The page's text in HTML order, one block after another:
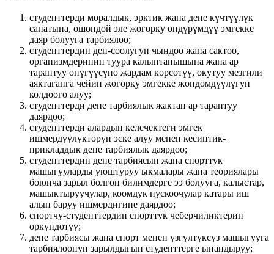
студенттерди моралдык, эрктик жана дене күчтүүлүк
сапатына, ошондой эле жогорку өндүрүмдүү эмгекке
даяр болууга тарбиялоо;
студенттердин ден-соолугун чыңдоо жана сактоо,
организмдеринин туура калыптанышына жана ар
тараптуу өнүгүүсүнө жардам көрсөтүү, окутуу мезгили
аяктаганга чейин жогорку эмгекке жөндөмдүүлүгун
колдоого алуу;
студенттерди дене тарбиялык жактан ар тараптуу
даярдоо;
студенттерди алардын келечектеги эмгек
ишмердүүлүктөрүн эске алуу менен кесиптик-
прикладдык дене тарбиялык даярдоо;
студенттердин дене тарбиясын жана спорттук
машыгууларды уюштуруу ыкмалары жана теориялары
боюнча зарыл болгон билимдерге ээ болууга, калыстар,
машыктыруучулар, коомдук нускоочулар катары иш
алып баруу ишмердигине даярдоо;
спортчу-студенттердин спорттук чеберчиликтерин
өркүндөтүү;
дене тарбиясы жана спорт менен үзгүлтүксүз машыгууга
тарбиялоонун зарылдыгын студенттерге ынандыруу;